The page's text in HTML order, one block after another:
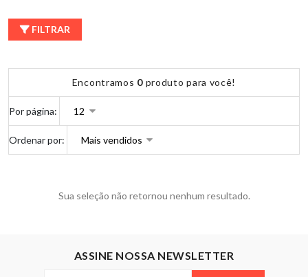
FILTRAR
Encontramos 0produto para você!
Por página:
Ordenar por:
Sua seleção não retornou nenhum resultado.
ASSINE NOSSA NEWSLETTER